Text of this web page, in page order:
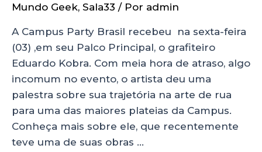
Mundo Geek, Sala33 / Por admin
A Campus Party Brasil recebeu na sexta-feira
(03) ,em seu Palco Principal, o grafiteiro
Eduardo Kobra. Com meia hora de atraso, algo
incomum no evento, o artista deu uma
palestra sobre sua trajetória na arte de rua
para uma das maiores plateias da Campus.
Conheça mais sobre ele, que recentemente
teve uma de suas obras …